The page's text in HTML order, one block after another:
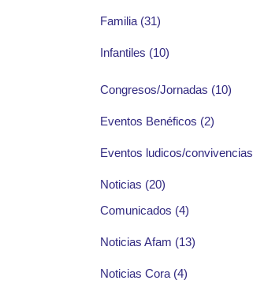
Familia (31)
Infantiles (10)
Congresos/Jornadas (10)
Eventos Benéficos (2)
Eventos ludicos/convivencias
Noticias (20)
Comunicados (4)
Noticias Afam (13)
Noticias Cora (4)